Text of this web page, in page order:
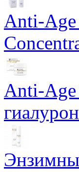
Anti-Age
Anti-Age